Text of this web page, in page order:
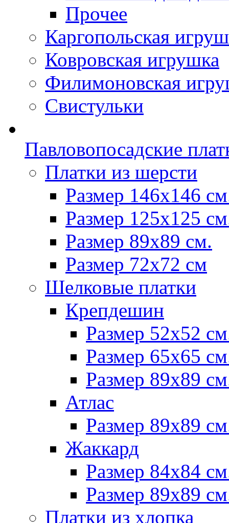
Прочее
Каргопольская
Ковровская игрушка
Филимоновская
Свистульки
Павловопосадские
Платки из шерсти
Размер 146х146
Размер 125х125
Размер 89х89 см.
Размер 72x72 см
Шелковые платки
Крепдешин
Размер 52х52
Размер 65х65
Размер 89х89
Атлас
Размер 89х89
Жаккард
Размер 84х84
Размер 89х89
Платки из хлопка